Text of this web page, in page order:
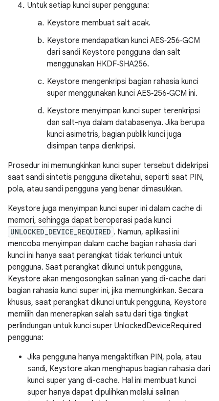
Untuk setiap kunci super pengguna:
Keystore membuat salt acak.
Keystore mendapatkan kunci AES‑256‑GCM
dari sandi Keystore pengguna dan salt
menggunakan HKDF‑SHA256.
Keystore mengenkripsi bagian rahasia kunci
super menggunakan kunci AES‑256‑GCM ini.
Keystore menyimpan kunci super terenkripsi
dan salt-nya dalam databasenya. Jika berupa
kunci asimetris, bagian publik kunci juga
disimpan tanpa dienkripsi.
Prosedur ini memungkinkan kunci super tersebut didekripsi
saat sandi sintetis pengguna diketahui, seperti saat PIN,
pola, atau sandi pengguna yang benar dimasukkan.
Keystore juga menyimpan kunci super ini dalam cache di
memori, sehingga dapat beroperasi pada kunci
UNLOCKED_DEVICE_REQUIRED . Namun, aplikasi ini
mencoba menyimpan dalam cache bagian rahasia dari
kunci ini hanya saat perangkat tidak terkunci untuk
pengguna. Saat perangkat dikunci untuk pengguna,
Keystore akan mengosongkan salinan yang di-cache dari
bagian rahasia kunci super ini, jika memungkinkan. Secara
khusus, saat perangkat dikunci untuk pengguna, Keystore
memilih dan menerapkan salah satu dari tiga tingkat
perlindungan untuk kunci super UnlockedDeviceRequired
pengguna:
Jika pengguna hanya mengaktifkan PIN, pola, atau
sandi, Keystore akan menghapus bagian rahasia dari
kunci super yang di-cache. Hal ini membuat kunci
super hanya dapat dipulihkan melalui salinan